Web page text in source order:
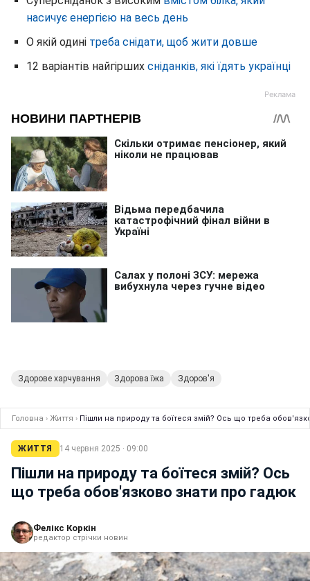
насичує енергією на весь день
О якій одині треба снідати, щоб жити довше
12 варіантів найгірших сніданків, які їдять українці
Здорове харчування Здорова їжа Здоров'я
Головна › Життя › Пішли на природу та боїтеся змій? Ось що треба
ЖИТТЯ 14 червня 2025 · 09:00
Пішли на природу та боїтеся змій? Ось
що треба обов'язково знати про гадюк
Фелікс Коркін
редактор стрічки новин